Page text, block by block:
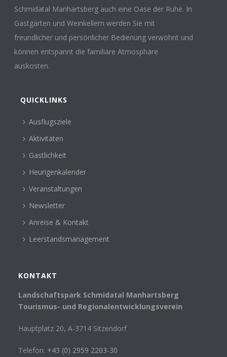
Schmidatal Manhartsberg auch eine Oase der Ruhe. In
Gastgärten und Weinkellern werden Sie mit
freundlicher und persönlicher Bedienung verwöhnt und
können entspannt die familiäre Atmosphäre
auskosten.
QUICKLINKS
Ausflugsziele
Aktivitäten
Gastlichkeit
Heurigenkalender
Veranstaltungen
Newsletter
Anreise & Kontakt
Leerstandsmanagement
KONTAKT
Landschaftspark Schmidatal Manhartsberg
Tourismus- und Regionalentwicklungsverein
Hauptplatz 20, A-3714 Sitzendorf
Telefon: +43 (0) 2959 2203-30